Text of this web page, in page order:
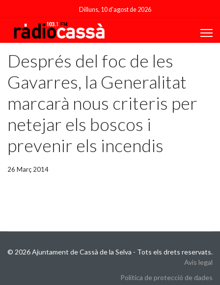
Dilluns, 10 d'agost de 2026
Després del foc de les
Gavarres, la Generalitat
marcarà nous criteris per
netejar els boscos i
prevenir els incendis
26 Març 2014
© 2026 Ajuntament de Cassà de la Selva - Tots els drets reservats.
Avis legal
Política de protecció de dades